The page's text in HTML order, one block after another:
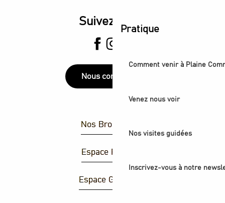
Pratique
Comment venir à Plaine
Venez nous voir
Nos visites guidées
Inscrivez-vous à notre
Suivez-nous
Nous contacter
Nos Brochures
Espace Presse
Espace Groupes